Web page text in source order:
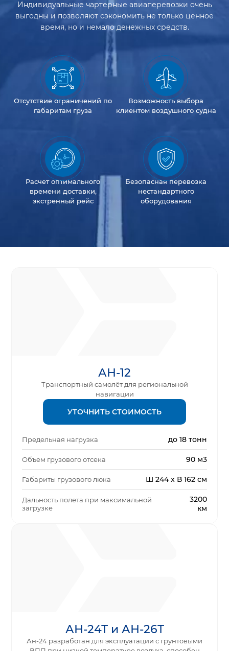
Индивидуальные чартерные авиаперевозки очень
выгодны и позволяют сэкономить не только ценное
время, но и немало денежных средств.
Отсутствиеограничений по
габаритам груза
Возможность выбора
клиентом воздушного судна
Расчет оптимального
времени доставки,
экстренный рейс
Безопасная перевозка
нестандартного
оборудования
АН-12
Транспортный самолёт для региональной
навигации
УТОЧНИТЬ СТОИМОСТЬ
Предельная нагрузка до 18 тонн
Объем грузового отсека 90 м3
Габариты грузового люка Ш 244 x В 162 см
Дальность полета при максимальной
загрузке
3200
км
АН-24Т и АН-26Т
Ан-24 разработан для эксплуатации с грунтовыми